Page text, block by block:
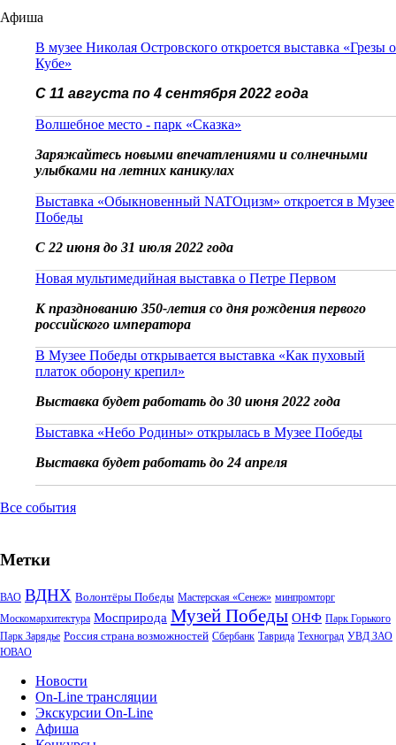
Афиша
В музее Николая Островского откроется выставка «Грезы о
Кубе»
С 11 августа по 4 сентября 2022 года
Волшебное место - парк «Сказка»
Заряжайтесь новыми впечатлениями и солнечными
улыбками на летних каникулах
Выставка «Обыкновенный NATOцизм» откроется в Музее
Победы
С 22 июня до 31 июля 2022 года
Новая мультимедийная выставка о Петре Первом
К празднованию 350-летия со дня рождения первого
российского императора
В Музее Победы открывается выставка «Как пуховый
платок оборону крепил»
Выставка будет работать до 30 июня 2022 года
Выставка «Небо Родины» открылась в Музее Победы
Выставка будет работать до 24 апреля
Все события
Метки
ВАО ВДНХ Волонтёры Победы Мастерская «Сенеж» минпромторг
Москомархитектура Мосприрода Музей Победы ОНФ Парк Горького
Парк Зарядье Россия страна возможностей Сбербанк Таврида Техноград УВД ЗАО
ЮВАО
Новости
On-Line трансляции
Экскурсии On-Line
Афиша